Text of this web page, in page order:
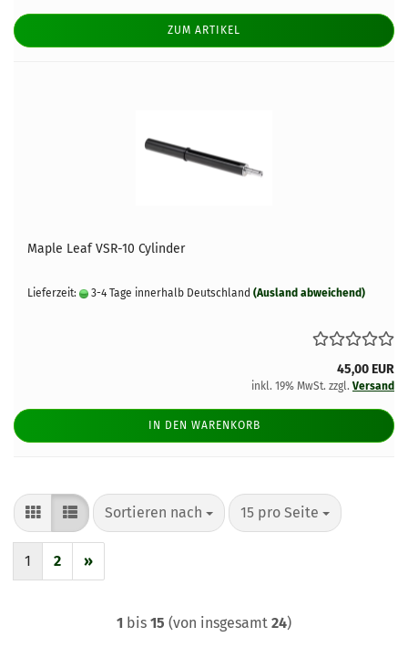
ZUM ARTIKEL
Maple Leaf VSR-10 Cylinder
Lieferzeit: 3-4 Tage innerhalb Deutschland (Ausland abweichend)
45,00 EUR
inkl. 19% MwSt. zzgl. Versand
IN DEN WARENKORB
Sortieren nach
Sortieren nach 15 pro Seite
pro Seite
1 2 »
1 bis 15 (von insgesamt 24)